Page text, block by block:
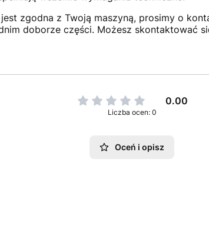
zgodna z Twoją maszyną, prosimy o
doborze części. Możesz skontaktować
0.00
Liczba ocen: 0
Oceń i opisz